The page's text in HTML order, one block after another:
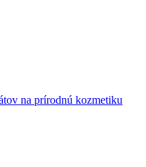
na prírodnú kozmetiku